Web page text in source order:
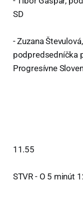
SD
- Zuzana
podpredsedníčka
Progresívne
11.55
STVR - O 5 minút